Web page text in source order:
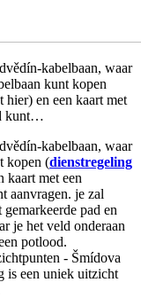
kabelbaan, waar
kunt kopen
hier) en een kaart met
kunt…
kabelbaan, waar
kopen (dienstregeling
kaart met een
aanvragen. je zal
pad en
je het veld onderaan
potlood.
- Šmídova
is een uniek uitzicht